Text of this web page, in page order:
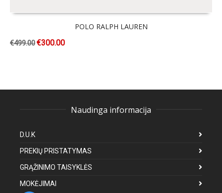
POLO RALPH LAUREN
€499.00€300.00
Naudinga informacija
D.U.K
PREKIŲ PRISTATYMAS
GRĄŽINIMO TAISYKLĖS
MOKĖJIMAI